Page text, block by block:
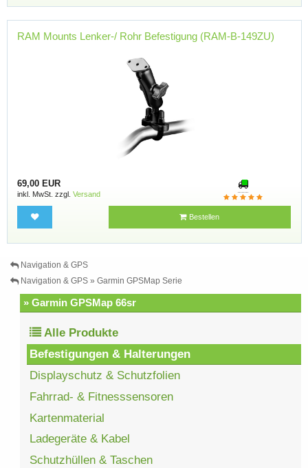
RAM Mounts Lenker-/ Rohr Befestigung (RAM-B-149ZU)
69,00 EUR
inkl. MwSt. zzgl. Versand
Bestellen
Navigation & GPS
Navigation & GPS » Garmin GPSMap Serie
» Garmin GPSMap 66sr
Alle Produkte
Befestigungen & Halterungen
Displayschutz & Schutzfolien
Fahrrad- & Fitnesssensoren
Kartenmaterial
Ladegeräte & Kabel
Schutzhüllen & Taschen